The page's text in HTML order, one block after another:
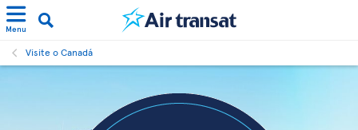
Menu
Visite o Canadá